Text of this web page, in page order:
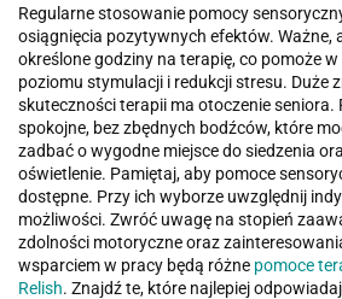
Regularne stosowanie pomocy
osiągnięcia pozytywnych efektów. Ważne,
określone godziny na terapię, co pomoże
poziomu stymulacji i redukcji stresu. Duże
skuteczności terapii ma otoczenie seniora.
spokojne, bez zbędnych bodźców, które
zadbać o wygodne miejsce do siedzenia
oświetlenie. Pamiętaj, aby pomoce
dostępne. Przy ich wyborze uwzględnij
możliwości. Zwróć uwagę na stopień
zdolności motoryczne oraz
wsparciem w pracy będą różne pomoce
Relish. Znajdź te, które najlepiej